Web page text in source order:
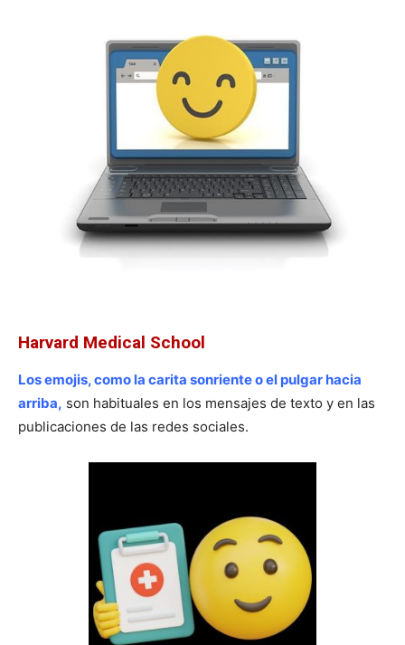
Harvard Medical School
Los emojis, como la carita sonriente o el pulgar hacia
arriba, son habituales en los mensajes de texto y en las
publicaciones de las redes sociales.